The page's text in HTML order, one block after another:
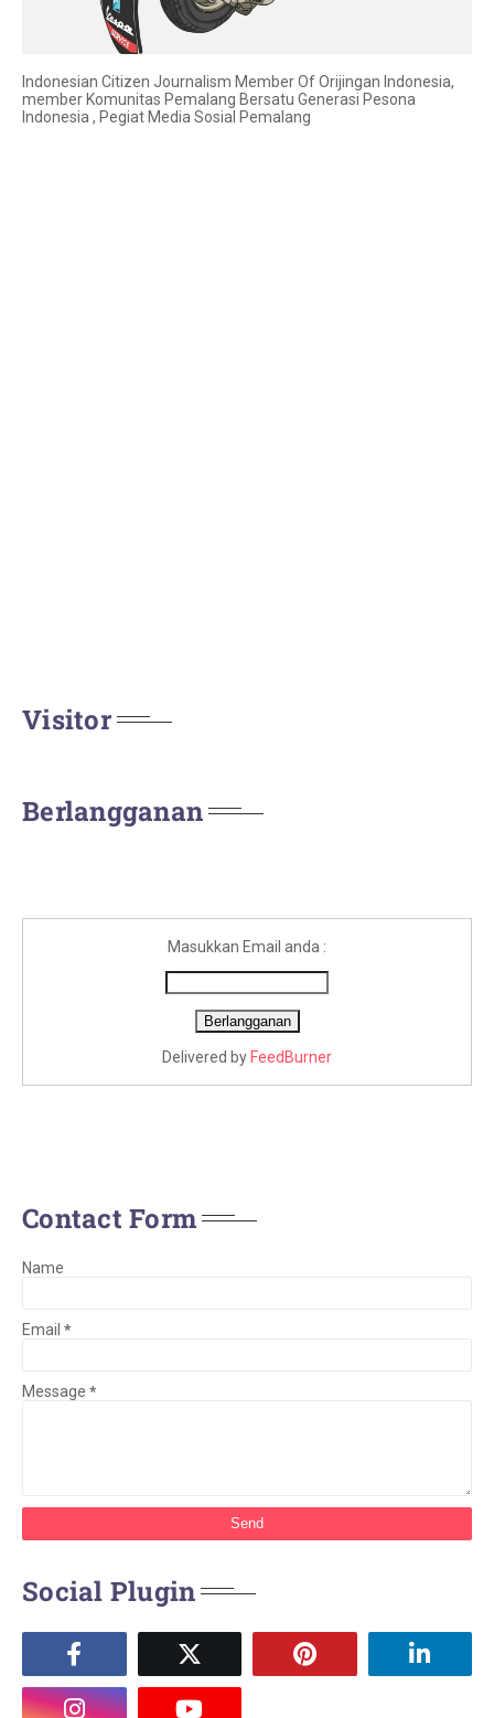
Indonesian Citizen Journalism Member Of Orijingan Indonesia,
member Komunitas Pemalang Bersatu Generasi Pesona
Indonesia , Pegiat Media Sosial Pemalang
Visitor
Berlangganan
Masukkan Email anda :
Delivered by FeedBurner
Contact Form
Name
Email *
Message *
Social Plugin